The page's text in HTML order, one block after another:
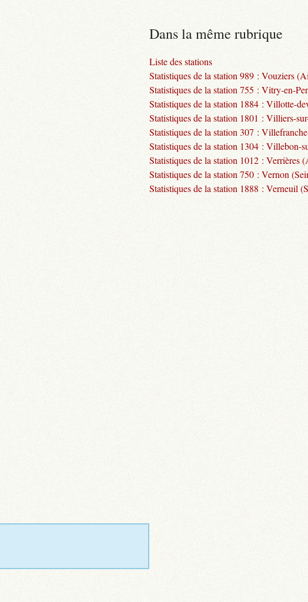
Dans la même rubrique
Liste des stations
Statistiques de la station 989 : Vouziers
Statistiques de la station 755 : Vitry-en-
Statistiques de la station 1884 : Villotte-
Statistiques de la station 1801 : Villiers-
Statistiques de la station 307 :
Statistiques de la station 1304 : Villebon-
Statistiques de la station 1012 : Verrières
Statistiques de la station 750 : Vernon
Statistiques de la station 1888 : Verneuil